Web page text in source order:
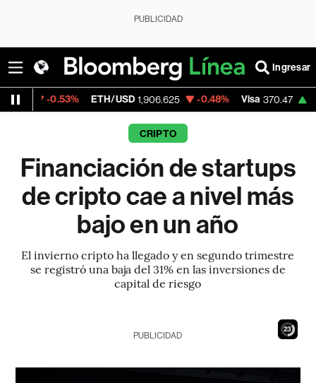
PUBLICIDAD
Ingresar
ETH/USD 1,906.625 -0.48% Visa 370.47 +0.52%
CRIPTO
Financiación de startups
de cripto cae a nivel más
bajo en un año
El invierno cripto ha llegado y en segundo trimestre
se registró una baja del 31% en las inversiones de
capital de riesgo
22
PUBLICIDAD